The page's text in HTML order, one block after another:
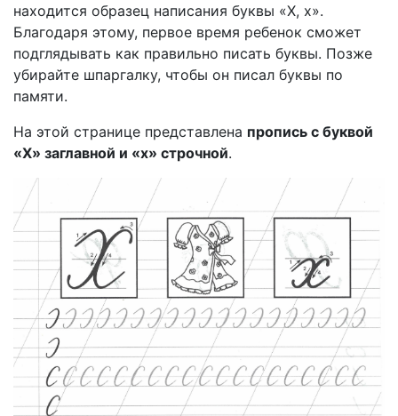
находится образец написания буквы «Х, х».
Благодаря этому, первое время ребенок сможет
подглядывать как правильно писать буквы. Позже
убирайте шпаргалку, чтобы он писал буквы по
памяти.
На этой странице представлена пропись с буквой
«Х» заглавной и «х» строчной.